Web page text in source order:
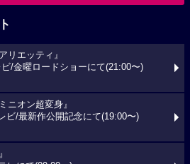
リエッティ』
/金曜ロードショーにて(21:00〜)
ニオン超変身』
ビ/最新作公開記念にて(19:00〜)